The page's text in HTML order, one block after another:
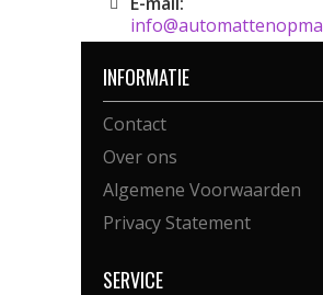
INFORMATIE
Contact
Over ons
Algemene Voorwaarden
Privacy Statement
SERVICE